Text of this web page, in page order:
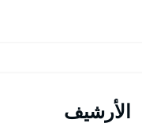
الأرشيف